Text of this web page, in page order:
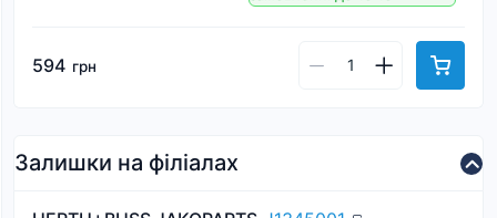
594 грн
Залишки на філіалах